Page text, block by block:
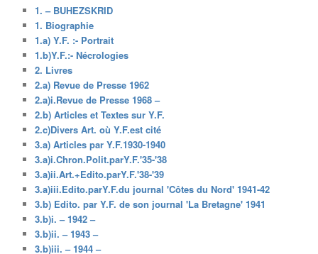
1. – BUHEZSKRID
1. Biographie
1.a) Y.F. :- Portrait
1.b)Y.F.:- Nécrologies
2. Livres
2.a) Revue de Presse 1962
2.a)i.Revue de Presse 1968 –
2.b) Articles et Textes sur Y.F.
2.c)Divers Art. où Y.F.est cité
3.a) Articles par Y.F.1930-1940
3.a)i.Chron.Polit.parY.F.'35-'38
3.a)ii.Art.+Edito.parY.F.'38-'39
3.a)iii.Edito.parY.F.du journal 'Côtes du Nord' 1941-42
3.b) Edito. par Y.F. de son journal 'La Bretagne' 1941
3.b)i. – 1942 –
3.b)ii. – 1943 –
3.b)iii. – 1944 –